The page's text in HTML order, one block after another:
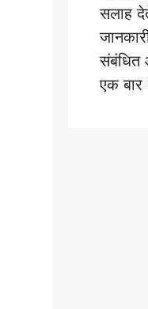
सलाह
संबंधित
एक बार